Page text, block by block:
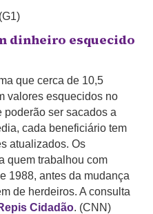
dinheiro esquecido
que cerca de 10,5
valores esquecidos no
ser sacados a
cada beneficiário tem
atualizados. Os
quem trabalhou com
1988, antes da mudança
de herdeiros. A consulta
Cidadão. (CNN)